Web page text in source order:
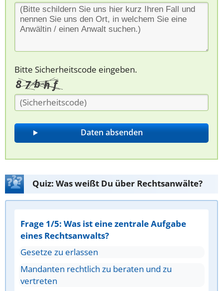
Bitte Sicherheitscode eingeben.
Quiz: Was weißt Du über Rechtsanwälte?
Frage 1/5: Was ist eine zentrale Aufgabe
eines Rechtsanwalts?
Gesetze zu erlassen
Mandanten rechtlich zu beraten und zu
vertreten